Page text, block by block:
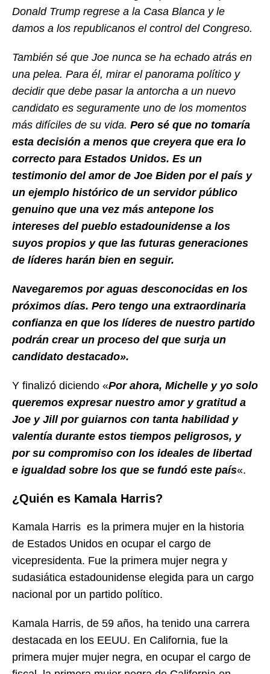
Donald Trump regrese a la Casa Blanca y le
damos a los republicanos el control del Congreso.
También sé que Joe nunca se ha echado atrás en
una pelea. Para él, mirar el panorama político y
decidir que debe pasar la antorcha a un nuevo
candidato es seguramente uno de los momentos
más difíciles de su vida. Pero sé que no tomaría
esta decisión a menos que creyera que era lo
correcto para Estados Unidos. Es un
testimonio del amor de Joe Biden por el país y
un ejemplo histórico de un servidor público
genuino que una vez más antepone los
intereses del pueblo estadounidense a los
suyos propios y que las futuras generaciones
de líderes harán bien en seguir.
Navegaremos por aguas desconocidas en los
próximos días. Pero tengo una extraordinaria
confianza en que los líderes de nuestro partido
podrán crear un proceso del que surja un
candidato destacado».
Y finalizó diciendo «Por ahora, Michelle y yo solo
queremos expresar nuestro amor y gratitud a
Joe y Jill por guiarnos con tanta habilidad y
valentía durante estos tiempos peligrosos, y
por su compromiso con los ideales de libertad
e igualdad sobre los que se fundó este país«.
¿Quién es Kamala Harris?
Kamala Harris es la primera mujer en la historia
de Estados Unidos en ocupar el cargo de
vicepresidenta. Fue la primera mujer negra y
sudasiática estadounidense elegida para un cargo
nacional por un partido político.
Kamala Harris, de 59 años, ha tenido una carrera
destacada en los EEUU. En California, fue la
primera mujer mujer negra, en ocupar el cargo de